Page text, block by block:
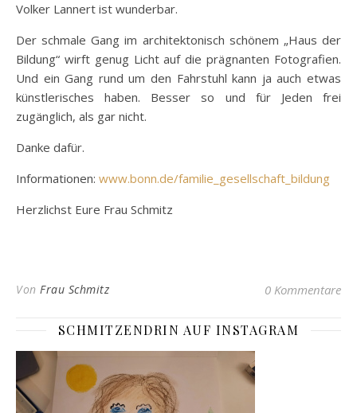
Volker Lannert ist wunderbar.
Der schmale Gang im architektonisch schönem „Haus der
Bildung“ wirft genug Licht auf die prägnanten Fotografien.
Und ein Gang rund um den Fahrstuhl kann ja auch etwas
künstlerisches haben. Besser so und für Jeden frei
zugänglich, als gar nicht.
Danke dafür.
Informationen: www.bonn.de/familie_gesellschaft_bildung
Herzlichst Eure Frau Schmitz
Von Frau Schmitz 0 Kommentare
SCHMITZENDRIN AUF INSTAGRAM